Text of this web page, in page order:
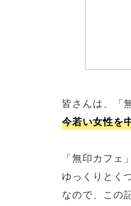
皆さんは、「
今若い女性を
「無印カフ
ゆっくりとく
なので、この